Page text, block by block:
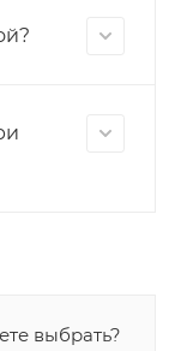
выбрать?